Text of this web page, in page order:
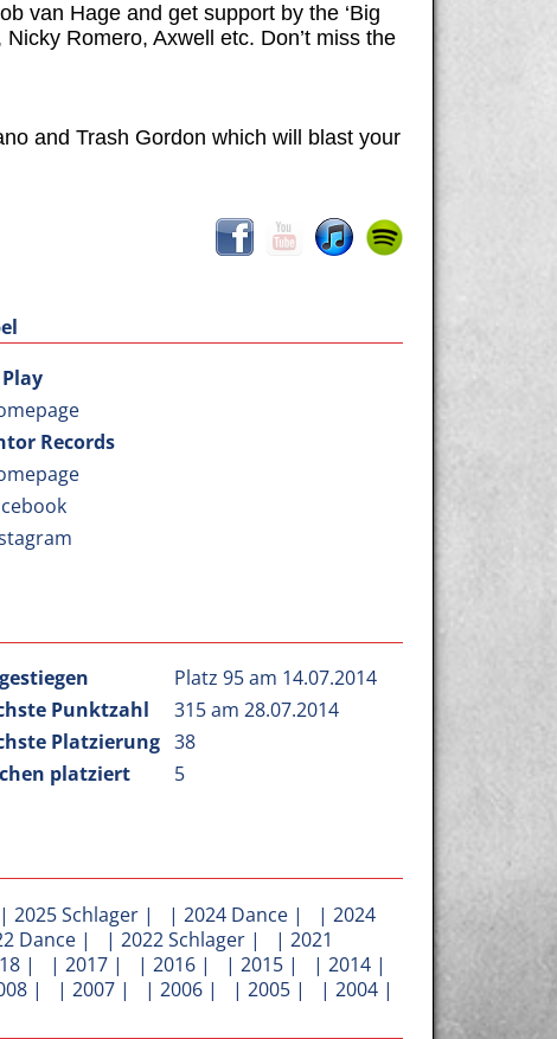
van Hage and get support by the ‘Big
Nicky Romero, Axwell etc. Don’t miss the
and Trash Gordon which will blast your
Records
Platz 95 am 14.07.2014
Punktzahl
315 am 28.07.2014
Platzierung 38
platziert
5
2025 Schlager | | 2024 Dance | | 2024
Dance | | 2022 Schlager | | 2021
| | 2017 | | 2016 | | 2015 | | 2014 |
| | 2007 | | 2006 | | 2005 | | 2004 |